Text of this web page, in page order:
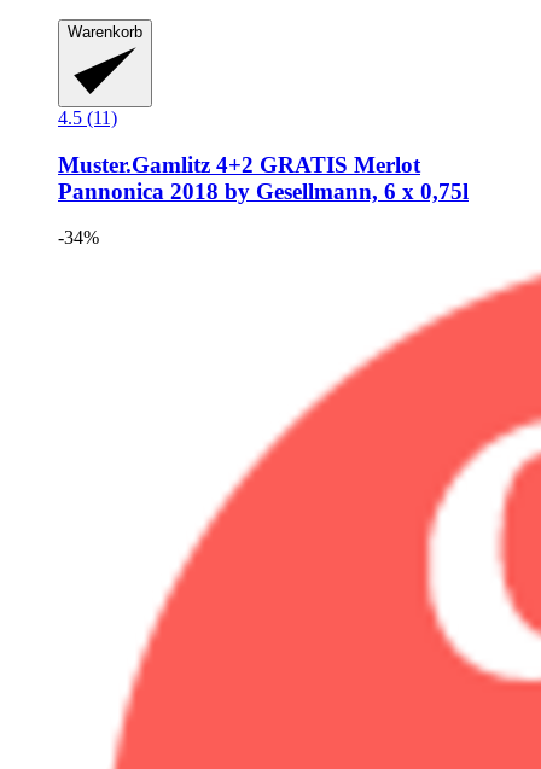
Warenkorb
4.5 (11)
Muster.Gamlitz 4+2 GRATIS Merlot
Pannonica 2018 by Gesellmann, 6 x 0,75l
-34%